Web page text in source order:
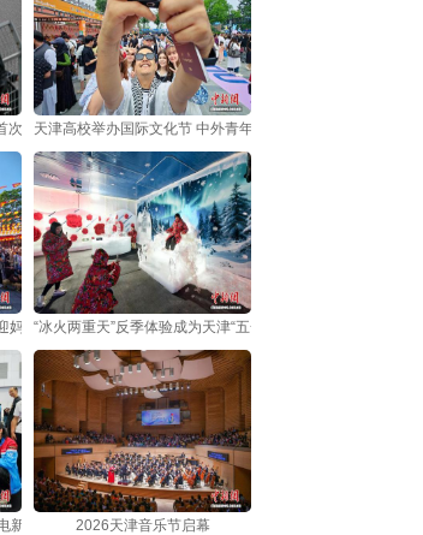
次登陆天津
天津高校举办国际文化节 中外青年共享多元文化盛宴
妈祖诞辰
“冰火两重天”反季体验成为天津“五一”假日新亮点
新车集中亮相吸引观众
2026天津音乐节启幕